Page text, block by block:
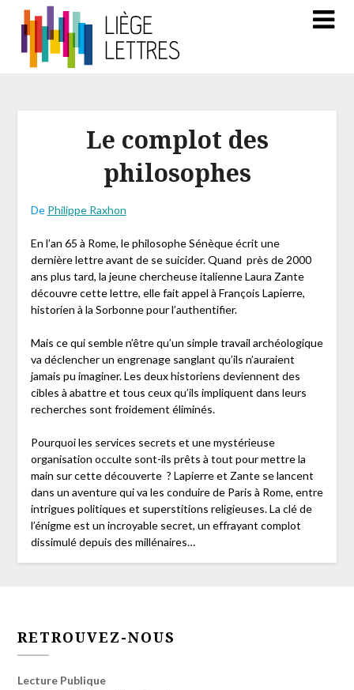
Le complot des
philosophes
De Philippe Raxhon
En l’an 65 à Rome, le philosophe Sénèque écrit une
dernière lettre avant de se suicider. Quand près de 2000
ans plus tard, la jeune chercheuse italienne Laura Zante
découvre cette lettre, elle fait appel à François Lapierre,
historien à la Sorbonne pour l’authentifier.
Mais ce qui semble n’être qu’un simple travail archéologique
va déclencher un engrenage sanglant qu’ils n’auraient
jamais pu imaginer. Les deux historiens deviennent des
cibles à abattre et tous ceux qu’ils impliquent dans leurs
recherches sont froidement éliminés.
Pourquoi les services secrets et une mystérieuse
organisation occulte sont-ils prêts à tout pour mettre la
main sur cette découverte ? Lapierre et Zante se lancent
dans un aventure qui va les conduire de Paris à Rome, entre
intrigues politiques et superstitions religieuses. La clé de
l’énigme est un incroyable secret, un effrayant complot
dissimulé depuis des millénaires…
RETROUVEZ-NOUS
Lecture Publique